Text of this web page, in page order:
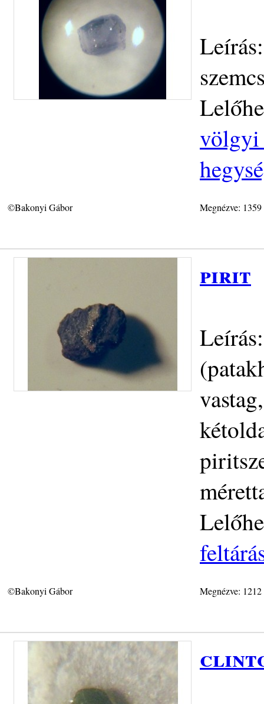
völgyi
©Bakonyi Gábor Megnézve:
pirit
©Bakonyi Gábor Megnézve: